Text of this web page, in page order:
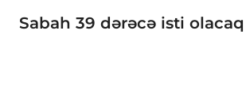
Sabah 39 dərəcə isti olacaq